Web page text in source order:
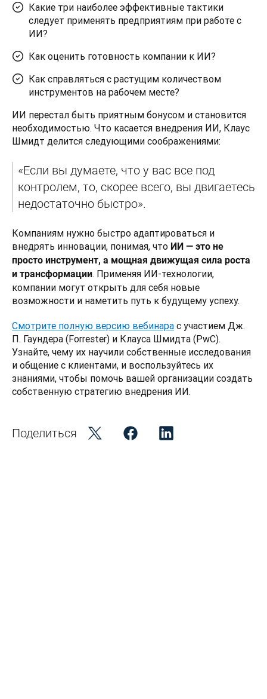
Какие три наиболее эффективные тактики
следует применять предприятиям при работе с
ИИ?
Как оценить готовность компании к ИИ?
Как справляться с растущим количеством
инструментов на рабочем месте?
ИИ перестал быть приятным бонусом и становится
необходимостью. Что касается внедрения ИИ, Клаус
Шмидт делится следующими соображениями:
«Если вы думаете, что у вас все под
контролем, то, скорее всего, вы двигаетесь
недостаточно быстро».
Компаниям нужно быстро адаптироваться и
внедрять инновации, понимая, что ИИ — это не
просто инструмент, а мощная движущая сила роста
и трансформации. Применяя ИИ-технологии,
компании могут открыть для себя новые
возможности и наметить путь к будущему успеху.
Смотрите полную версию вебинара с участием Дж.
П. Гаундера (Forrester) и Клауса Шмидта (PwC).
Узнайте, чему их научили собственные исследования
и общение с клиентами, и воспользуйтесь их
знаниями, чтобы помочь вашей организации создать
собственную стратегию внедрения ИИ.
Поделиться